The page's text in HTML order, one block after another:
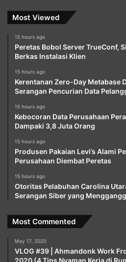
Most Viewed
15 hours ago
Peretas Bobol Server TrueConf,
Berkas Instalasi Klien
15 hours ago
Kerentanan Zero-Day Metabase
Serangan Pencurian Data
15 hours ago
Kebocoran Data Perusahaan
Dampaki 3,8 Juta Orang
15 hours ago
Produsen Pakaian Levi’s Alami
Perusahaan Diembat Peretas
15 hours ago
Otoritas Pelabuhan Carolina
Serangan Siber yang
Most Commented
May 17, 2020
VLOG #39 | Ahmandonk Work
2020 (4 Tips Nyaman Kerja di